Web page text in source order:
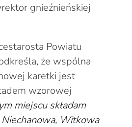
gnieźnieńskiej
Powiatu
że wspólna
karetki jest
wzorowej
miejscu składam
Witkowa